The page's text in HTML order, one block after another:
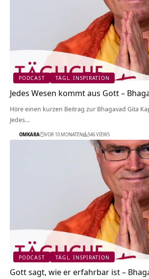
PODCAST TÄGL. INSPIRATION
Jedes Wesen kommt aus Gott –
Höre einen kurzen Beitrag zur Bhagavad Gita
Jedes…
OMKARA VOR 10 MONATEN 546 VIEWS
PODCAST TÄGL. INSPIRATION
Gott sagt, wie er erfahrbar ist –